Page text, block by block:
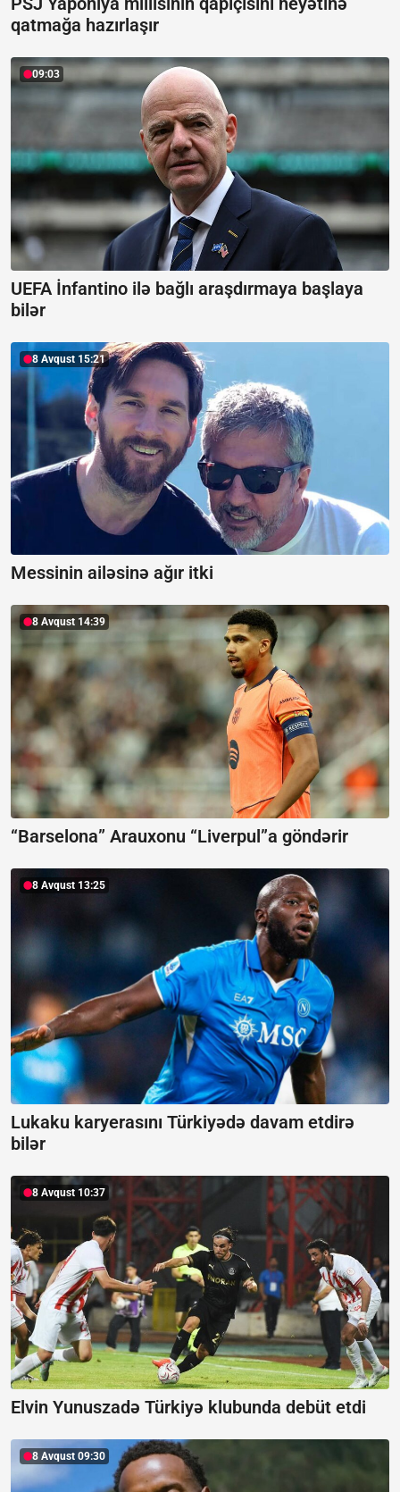
qatmağa hazırlaşır
09:03
UEFA İnfantino ilə bağlı araşdırmaya başlaya
bilər
8 Avqust 15:21
Messinin ailəsinə ağır itki
8 Avqust 14:39
“Barselona” Arauxonu “Liverpul”a göndərir
8 Avqust 13:25
Lukaku karyerasını Türkiyədə davam etdirə
bilər
8 Avqust 10:37
Elvin Yunuszadə Türkiyə klubunda debüt etdi
8 Avqust 09:30